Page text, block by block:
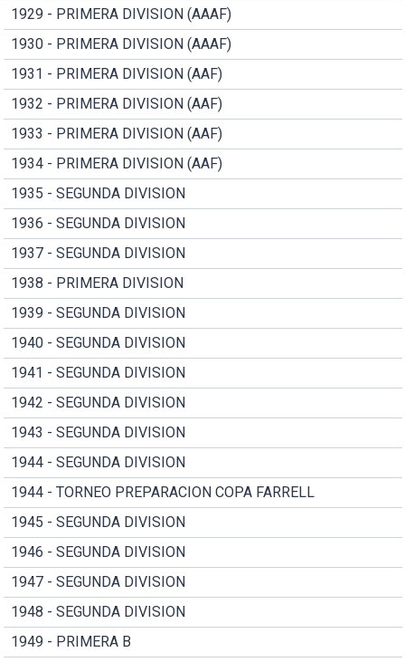
1929 - PRIMERA DIVISION (AAAF)
1930 - PRIMERA DIVISION (AAAF)
1931 - PRIMERA DIVISION (AAF)
1932 - PRIMERA DIVISION (AAF)
1933 - PRIMERA DIVISION (AAF)
1934 - PRIMERA DIVISION (AAF)
1935 - SEGUNDA DIVISION
1936 - SEGUNDA DIVISION
1937 - SEGUNDA DIVISION
1938 - PRIMERA DIVISION
1939 - SEGUNDA DIVISION
1940 - SEGUNDA DIVISION
1941 - SEGUNDA DIVISION
1942 - SEGUNDA DIVISION
1943 - SEGUNDA DIVISION
1944 - SEGUNDA DIVISION
1944 - TORNEO PREPARACION COPA FARRELL
1945 - SEGUNDA DIVISION
1946 - SEGUNDA DIVISION
1947 - SEGUNDA DIVISION
1948 - SEGUNDA DIVISION
1949 - PRIMERA B